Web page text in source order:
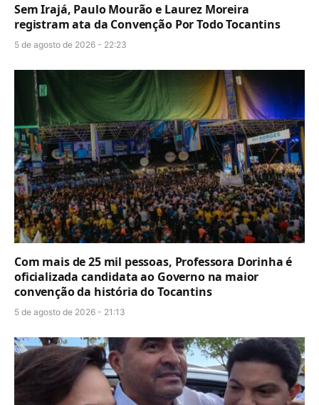
Sem Irajá, Paulo Mourão e Laurez Moreira
registram ata da Convenção Por Todo Tocantins
5 de agosto de 2026 - 22:23
Com mais de 25 mil pessoas, Professora Dorinha é
oficializada candidata ao Governo na maior
convenção da história do Tocantins
5 de agosto de 2026 - 21:13